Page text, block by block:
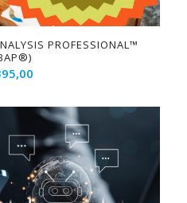
PROFESSIONAL™